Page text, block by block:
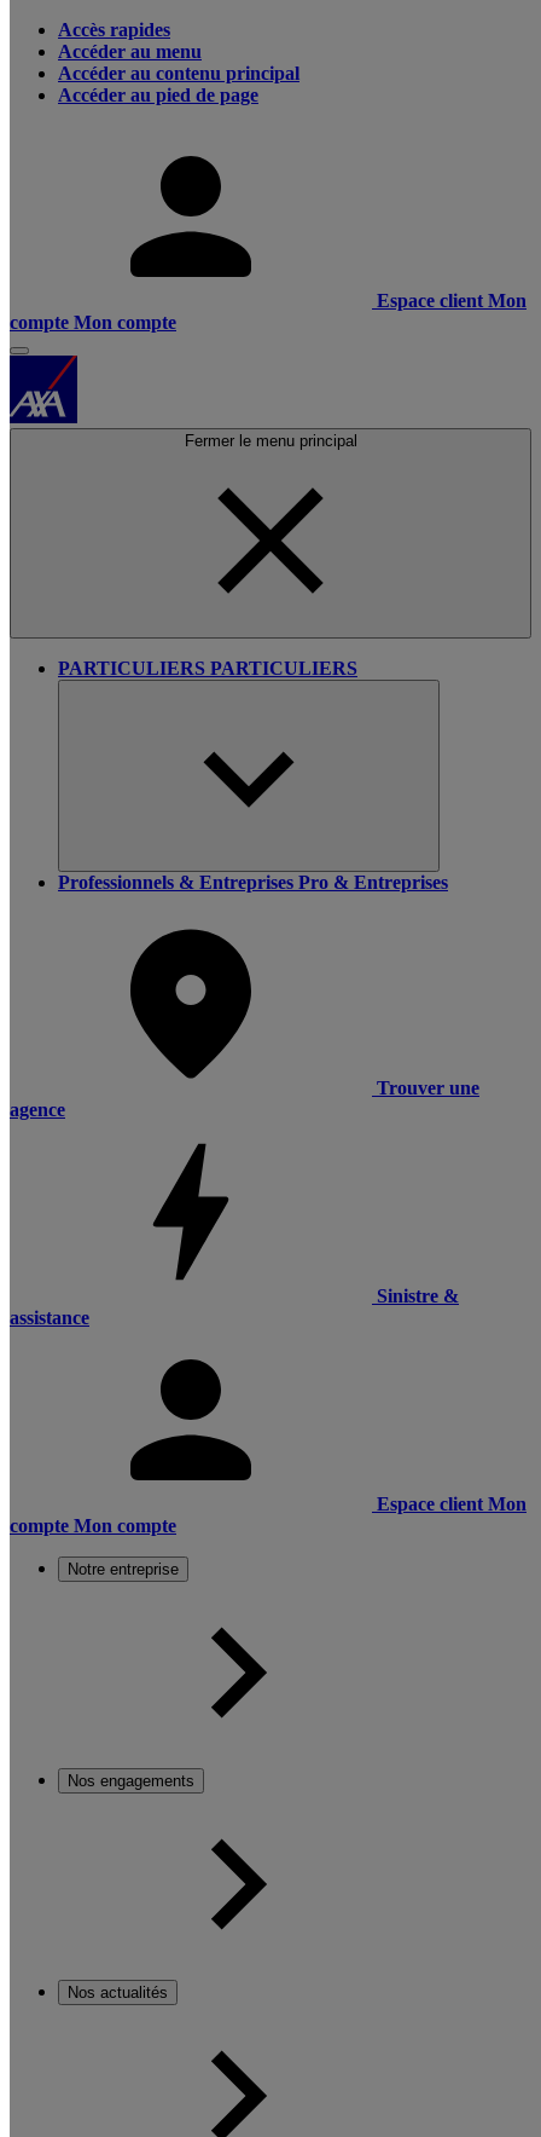
Accès rapides
Accéder au menu
Accéder au contenu principal
Accéder au pied de page
Espace client Mon
compte Mon compte
Fermer le menu principal
PARTICULIERS PARTICULIERS
Professionnels & Entreprises Pro & Entreprises
Trouver une
agence
Sinistre &
assistance
Espace client Mon
compte Mon compte
Notre entreprise
Nos engagements
Nos actualités